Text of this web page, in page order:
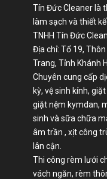
Tín Đức Cleaner là
làm sạch và thiết
TNHH Tín Đức
Địa chỉ: Tổ 19,
Trang, Tỉnh Khánh
Chuyên cung cấp
kỳ, vệ sinh kính,
giặt nệm kymdan,
sinh và sữa chữa
âm trần , xịt công
lân cận.
Thi công rèm lưới
vách ngăn, rèm